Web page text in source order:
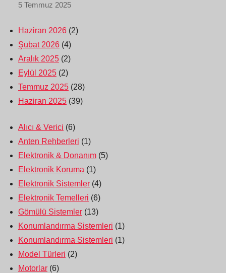
5 Temmuz 2025
Haziran 2026 (2)
Şubat 2026 (4)
Aralık 2025 (2)
Eylül 2025 (2)
Temmuz 2025 (28)
Haziran 2025 (39)
Alıcı & Verici (6)
Anten Rehberleri (1)
Elektronik & Donanım (5)
Elektronik Koruma (1)
Elektronik Sistemler (4)
Elektronik Temelleri (6)
Gömülü Sistemler (13)
Konumlandırma Sistemleri (1)
Konumlandırma Sistemleri (1)
Model Türleri (2)
Motorlar (6)